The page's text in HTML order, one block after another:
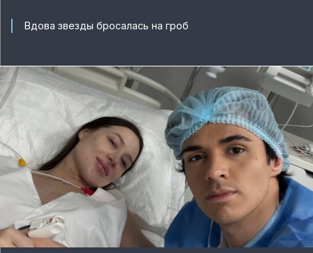
Вдова звезды бросалась на гроб